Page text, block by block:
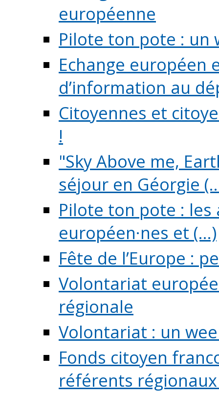
européenne
Pilote ton pote : un
Echange européen
d’information au
Citoyennes et
!
"Sky Above me,
séjour en Géorgie
Pilote ton pote :
européen·nes et (...)
Fête de l’Europe :
Volontariat
régionale
Volontariat : un
Fonds citoyen
référents régionaux